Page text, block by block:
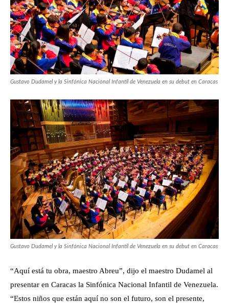
Gustavo Dudamel y la Sinfónica Nacional Infantil de Venezuela en su debut en Caracas
Gustavo Dudamel y la Sinfónica Nacional Infantil de Venezuela en su debut en Caracas
“Aquí está tu obra, maestro Abreu”, dijo el maestro Dudamel al
presentar en Caracas la Sinfónica Nacional Infantil de Venezuela.
“Estos niños que están aquí no son el futuro, son el presente,